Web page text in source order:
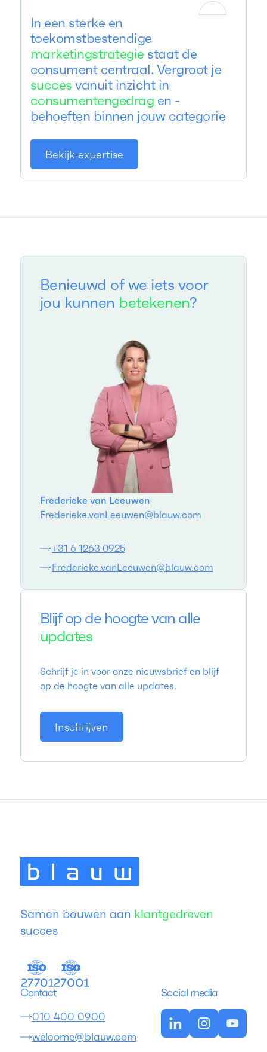
In een sterke en
toekomstbestendige
marketingstrategie staat de
consument centraal. Vergroot je
succesvanuit inzicht in
consumentengedrag en -
behoeften binnen jouw categorie
Bekijk expertise
Benieuwd of we iets voor
jou kunnen betekenen?
Frederieke van Leeuwen
Frederieke.vanLeeuwen@blauw.com
+31 6 1263 0925
Frederieke.vanLeeuwen@blauw.com
Blijf op de hoogte van alle
updates
Schrijf je in voor onze nieuwsbrief en blijf
op de hoogte van alle updates.
Inschrijven
Samen bouwen aan klantgedreven
succes
Contact
010 400 0900
welcome@blauw.com
Social media